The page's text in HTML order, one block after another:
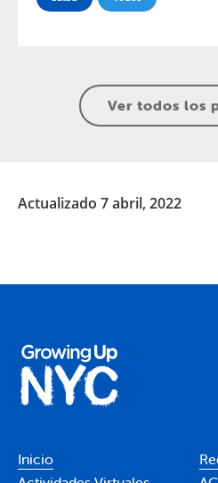
Ver todos los
Actualizado 7 abril, 2022
Inicio